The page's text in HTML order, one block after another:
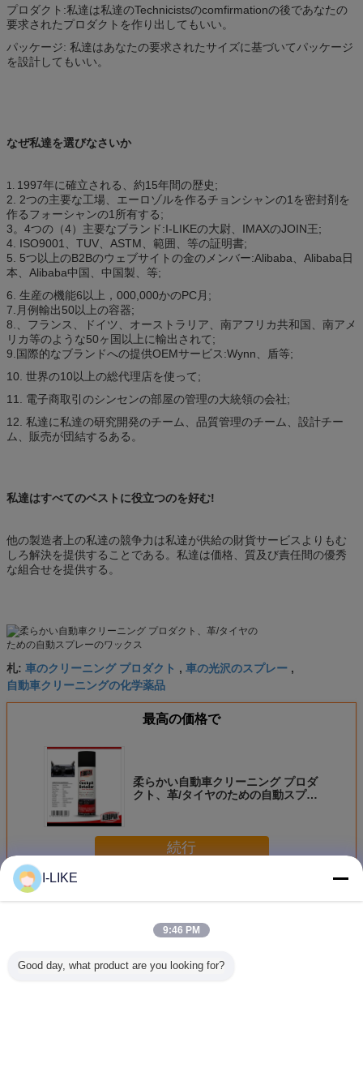
プロダクト:私達は私達のTechnicistsのcomfirmationの後であなたの
要求されたプロダクトを作り出してもいい。
パッケージ: 私達はあなたの要求されたサイズに基づいてパッケージ
を設計してもいい。
なぜ私達を選びなさいか
1. 1997年に確立される、約15年間の歴史;
2. 2つの主要な工場、エーロゾルを作るチョンシャンの1を密封剤を
作るフォーシャンの1所有する;
3。4つの（4）主要なブランド:I-LIKEの大尉、IMAXのJOIN王;
4. ISO9001、TUV、ASTM、範囲、等の証明書;
5. 5つ以上のB2Bのウェブサイトの金のメンバー:Alibaba、Alibaba日
本、Alibaba中国、中国製、等;
6. 生産の機能6以上，000,000かのPC月;
7.月例輸出50以上の容器;
8.、フランス、ドイツ、オーストラリア、南アフリカ共和国、南アメ
リカ等のような50ヶ国以上に輸出されて;
9.国際的なブランドへの提供OEMサービス:Wynn、盾等;
10. 世界の10以上の総代理店を使って;
11. 電子商取引のシンセンの部屋の管理の大統領の会社;
12. 私達に私達の研究開発のチーム、品質管理のチーム、設計チー
ム、販売が団結するある。
私達はすべてのベストに役立つのを好む!
他の製造者上の私達の競争力は私達が供給の財貨サービスよりもむ
しろ解決を提供することである。私達は価格、質及び責任間の優秀
な組合せを提供する。
札: 車のクリーニング プロダクト , 車の光沢のスプレー ,
自動車クリーニングの化学薬品
最高の価格で
柔らかい自動車クリーニング プロダ
クト、革/タイヤのための自動スプレ
続行
多く自動車クリーニング プロダクト
I-LIKE
9:46 PM
Good day, what product are you looking for?